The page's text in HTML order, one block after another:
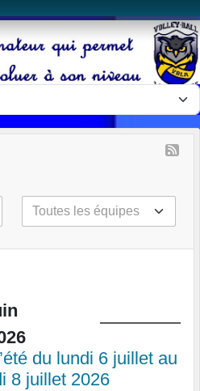
du lundi 6 juillet au
8 juillet 2026